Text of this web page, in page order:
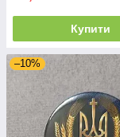
Купити
–10%